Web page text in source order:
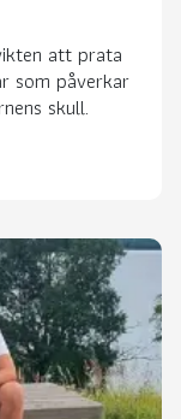
att prata
som påverkar
skull.